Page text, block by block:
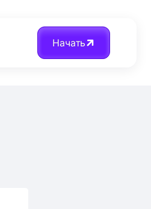
Начать